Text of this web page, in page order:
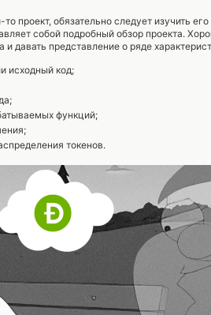
проект, обязательно следует изучить
собой подробный обзор проекта.
давать представление о ряде
исходный код;
функций;
токенов.